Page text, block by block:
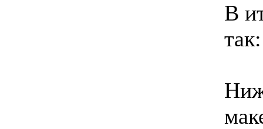
В
так: